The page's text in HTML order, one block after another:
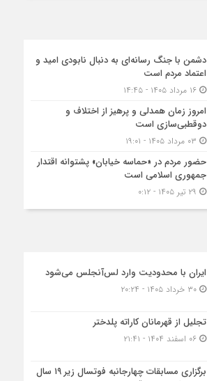
دشمن با جنگ رسانه‌ای به دنبال نابودی امید و
اعتماد مردم است
۱۶ مرداد ۱۴۰۵ - ۱۴:۴۵
امروز زمان همدلی و پرهیز از اختلاف و
دوقطبی‌سازی است
حضور مردم در «حماسه خیابان» پشتوانه اقتدار
جمهوری اسلامی است
ایران با محدودیت وارد لس‌آنجلس می‌شود
۳۰ خرداد ۱۴۰۵ - ۲۰:۲۴
تجلیل از قهرمانان کاراته پلدختر
۰۶ اسفند ۱۴۰۴ - ۲۱:۴۱
برگزاری مسابقات چهارجانبه فوتسال زیر ۱۹ سال